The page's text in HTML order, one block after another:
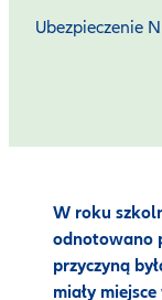
Ubezpieczenie
W roku
odnotowano
przyczyną
miały